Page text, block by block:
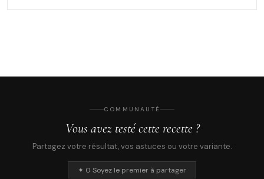
COMMUNAUTÉ
Vous avez testé cette recette ?
Partagez votre résultat, vos astuces ou votre variante.
✦ 0 Soyez le premier à partager